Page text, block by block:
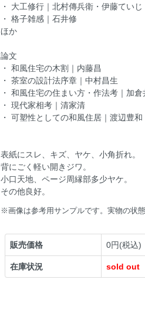
・ 大工修行｜北村傳兵衛・伊藤ていじ
・ 格子雑感｜石井修
ほか
論文
・ 和風住宅の木割｜内藤昌
・ 茶室の設計法序章｜中村昌生
・ 和風住宅の住まい方・作法考｜加倉
・ 現代家相考｜清家清
・ 可塑性としての和風住居｜渡辺豊和
表紙にスレ、キズ、ヤケ、小角折れ。
背にごく軽い開きジワ。
小口天地、ページ周縁部多少ヤケ。
その他良好。
※画像は参考用サンプルです。実物の状
販売価格 0円(税込)
在庫状況 sold out